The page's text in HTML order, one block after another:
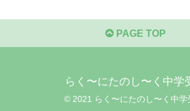
PAGE TOP
らく〜にたのし〜く中学
© 2021 らく〜にたのし〜く中学